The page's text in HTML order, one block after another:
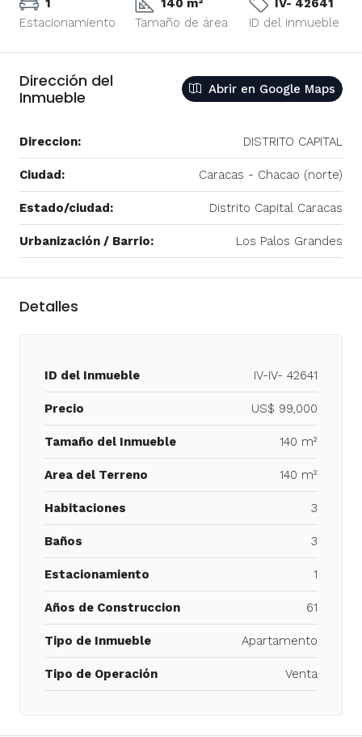
1
Estacionamiento
140 m²
Tamaño de área
IV- 42641
ID del Inmueble
Dirección del
Inmueble
Abrir en Google Maps
Direccion: DISTRITO CAPITAL
Ciudad: Caracas - Chacao (norte)
Estado/ciudad: Distrito Capital Caracas
Urbanización / Barrio: Los Palos Grandes
Detalles
ID del Inmueble IV-IV- 42641
Precio US$ 99,000
Tamaño del Inmueble 140 m²
Area del Terreno 140 m²
Habitaciones 3
Baños 3
Estacionamiento 1
Años de Construccion 61
Tipo de Inmueble Apartamento
Tipo de Operación Venta